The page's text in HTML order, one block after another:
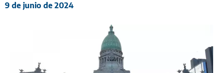
9 de junio de 2024